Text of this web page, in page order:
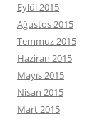
Eylül 2015
Ağustos 2015
Temmuz 2015
Haziran 2015
Mayıs 2015
Nisan 2015
Mart 2015